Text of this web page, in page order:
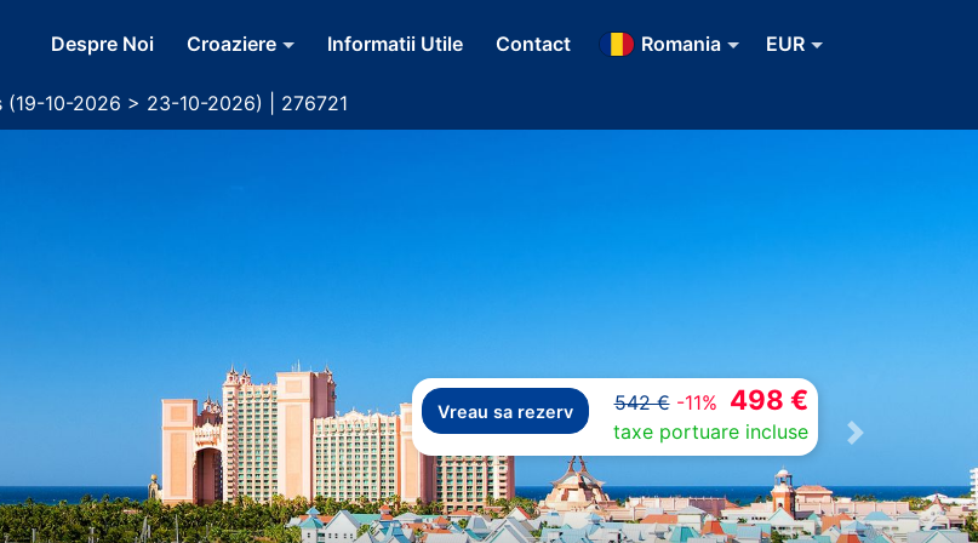
Despre Noi Croaziere Informatii Utile Contact Romania EUR
10-2026 > 23-10-2026) | 276721
Vreau sa rezerv 542 € -11% 498 €
taxe portuare incluse
Next